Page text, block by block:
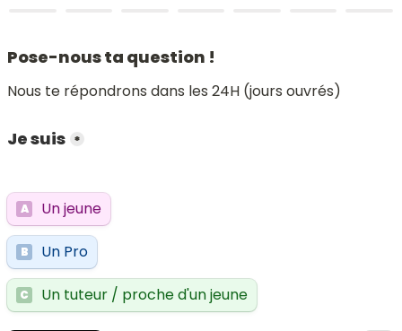
Pose-nous ta question !
Nous te répondrons dans les 24H (jours ouvrés)
Je suis *
A Un jeune
B Un Pro
C Un tuteur / proche d'un jeune